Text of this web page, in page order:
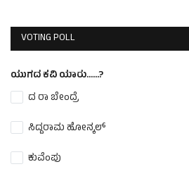
VOTING POLL
ಯುಗದ ಕವಿ ಯಾರು......?
ದ ರಾ ಬೇಂದ್ರೆ
ಸಿದ್ದರಾಮ ಹೋನ್ಕಲ್
ಕುವೆಂಪು